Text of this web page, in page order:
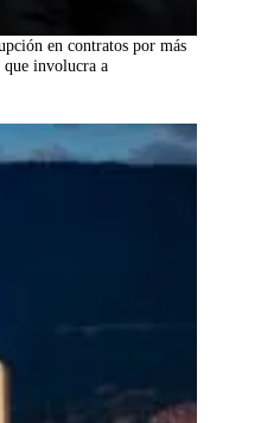
en contratos por más
involucra a